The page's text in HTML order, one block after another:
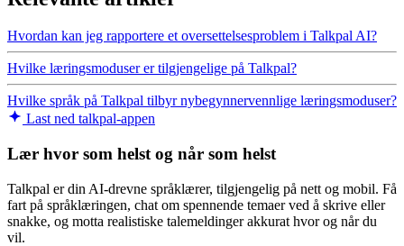
Hvordan kan jeg rapportere et oversettelsesproblem i Talkpal AI?
Hvilke læringsmoduser er tilgjengelige på Talkpal?
Hvilke språk på Talkpal tilbyr nybegynnervennlige læringsmoduser?
Last ned talkpal-appen
Lær hvor som helst og når som helst
Talkpal er din AI-drevne språklærer, tilgjengelig på nett og mobil. Få
fart på språklæringen, chat om spennende temaer ved å skrive eller
snakke, og motta realistiske talemeldinger akkurat hvor og når du
vil.